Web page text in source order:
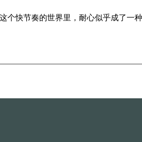
个快节奏的世界里，耐心似乎成了一